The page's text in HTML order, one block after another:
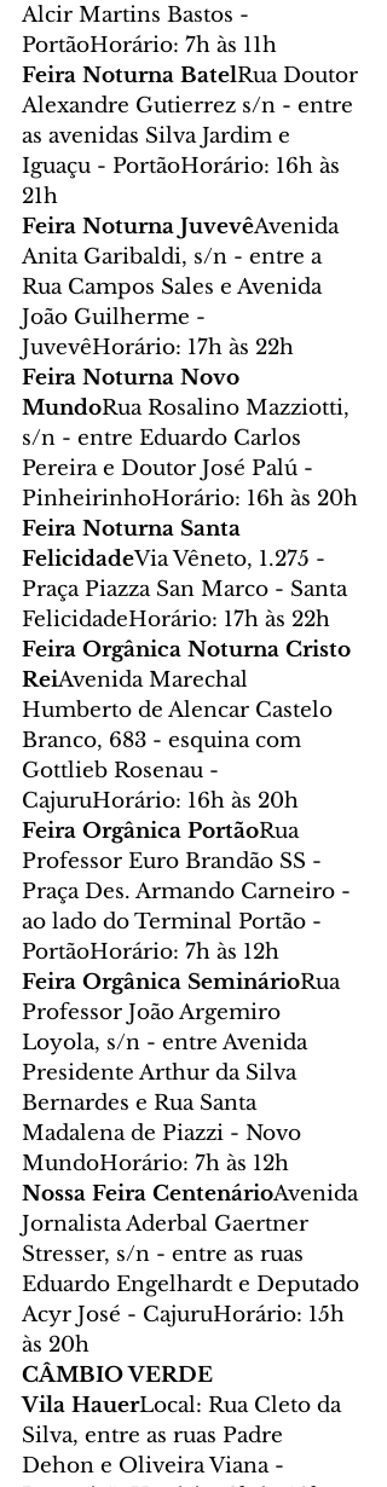
Alcir Martins Bastos -
PortãoHorário: 7h às 11h
Feira Noturna BatelRua Doutor
Alexandre Gutierrez s/n - entre
as avenidas Silva Jardim e
Iguaçu - PortãoHorário: 16h às
21h
Feira Noturna JuvevêAvenida
Anita Garibaldi, s/n - entre a
Rua Campos Sales e Avenida
João Guilherme -
JuvevêHorário: 17h às 22h
Feira Noturna Novo
MundoRua Rosalino Mazziotti,
s/n - entre Eduardo Carlos
Pereira e Doutor José Palú -
PinheirinhoHorário: 16h às 20h
Feira Noturna Santa
FelicidadeVia Vêneto, 1.275 -
Praça Piazza San Marco - Santa
FelicidadeHorário: 17h às 22h
Feira Orgânica Noturna Cristo
ReiAvenida Marechal
Humberto de Alencar Castelo
Branco, 683 - esquina com
Gottlieb Rosenau -
CajuruHorário: 16h às 20h
Feira Orgânica PortãoRua
Professor Euro Brandão SS -
Praça Des. Armando Carneiro -
ao lado do Terminal Portão -
PortãoHorário: 7h às 12h
Feira Orgânica SeminárioRua
Professor João Argemiro
Loyola, s/n - entre Avenida
Presidente Arthur da Silva
Bernardes e Rua Santa
Madalena de Piazzi - Novo
MundoHorário: 7h às 12h
Nossa Feira CentenárioAvenida
Jornalista Aderbal Gaertner
Stresser, s/n - entre as ruas
Eduardo Engelhardt e Deputado
Acyr José - CajuruHorário: 15h
às 20h
CÂMBIO VERDE
Vila HauerLocal: Rua Cleto da
Silva, entre as ruas Padre
Dehon e Oliveira Viana -